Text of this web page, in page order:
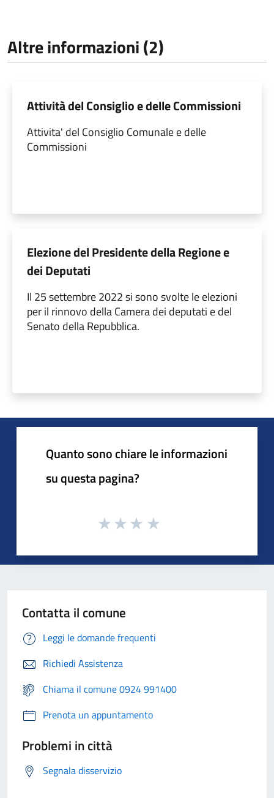
Altre informazioni (2)
Attività del Consiglio e delle Commissioni
Attivita' del Consiglio Comunale e delle
Commissioni
Elezione del Presidente della Regione e
dei Deputati
Il 25 settembre 2022 si sono svolte le elezioni
per il rinnovo della Camera dei deputati e del
Senato della Repubblica.
Quanto sono chiare le informazioni
su questa pagina?
Contatta il comune
Leggi le domande frequenti
Richiedi Assistenza
Chiama il comune 0924 991400
Prenota un appuntamento
Problemi in città
Segnala disservizio